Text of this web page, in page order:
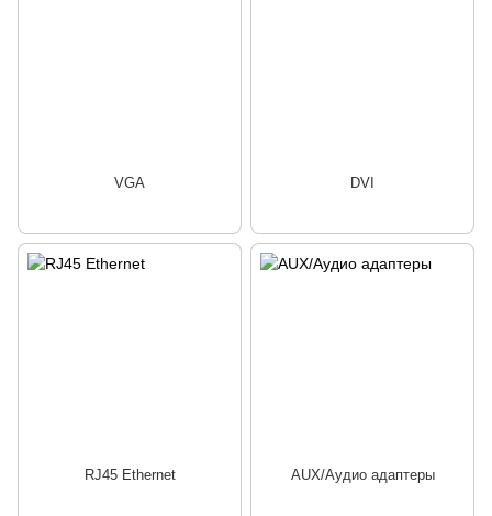
VGA DVI
RJ45 Ethernet AUX/Аудио адаптеры